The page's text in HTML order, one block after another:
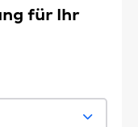
für Ihr